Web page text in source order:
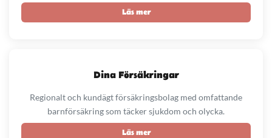
Läs mer
Dina Försäkringar
Regionalt och kundägt försäkringsbolag med omfattande
barnförsäkring som täcker sjukdom och olycka.
Läs mer